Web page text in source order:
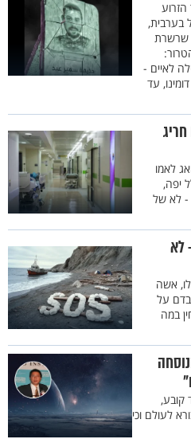
הזרוע
בערבית,
שרשרת
לאיים -
עד
לאמו
יפה,
- לא של
שעות בקומה ה-25 - לא
אשה
על
במה
קובע,
לעולם וכי